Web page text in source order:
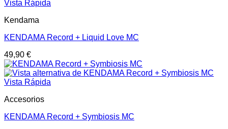
Vista Rápida
Kendama
KENDAMA Record + Liquid Love MC
49,90 €
Vista Rápida
Accesorios
KENDAMA Record + Symbiosis MC